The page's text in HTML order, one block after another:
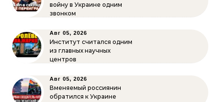
войну в Украине одним
звонком
Авг 05, 2026
Институт считался одним
из главных научных
центров
Авг 05, 2026
Вменяемый россиянин
обратился к Украине